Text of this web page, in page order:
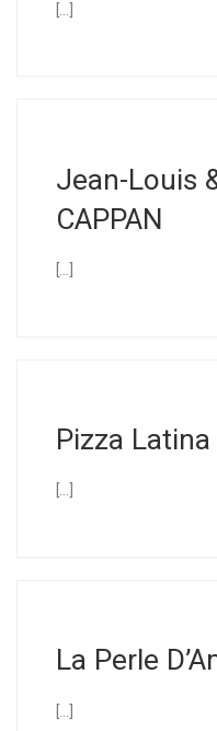
Jean-Louis
CAPPAN
Pizza Latina
[…]
La Perle
[…]